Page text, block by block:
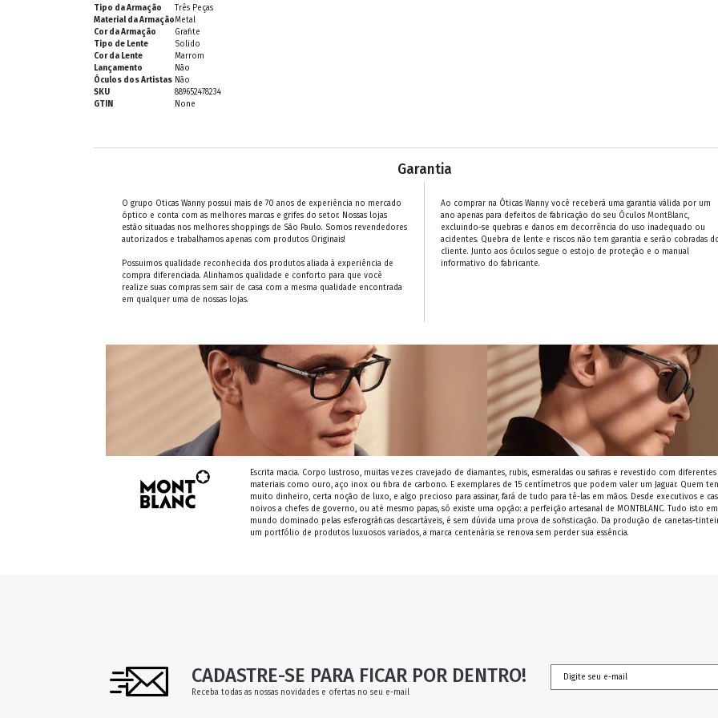
Tipo da Armação
Três Peças
Material da ArmaçãoMetal
Cor da Armação
Grafite
Tipo de Lente
Solido
Cor da Lente
Marrom
Lançamento
Não
Óculos dos Artistas Não
SKU
889652478234
GTIN
None
Garantia
O grupo Oticas Wanny possui mais de 70 anos de experiência no mercado
óptico e conta com as melhores marcas e grifes do setor. Nossas lojas
estão situadas nos melhores shoppings de São Paulo. Somos revendedores
autorizados e trabalhamos apenas com produtos Originais!
Possuimos qualidade reconhecida dos produtos aliada à experiência de
compra diferenciada. Alinhamos qualidade e conforto para que você
realize suas compras sem sair de casa com a mesma qualidade encontrada
em qualquer uma de nossas lojas.
Ao comprar na Óticas Wanny você receberá uma garantia válida por um
ano apenas para defeitos de fabricação do seu Óculos MontBlanc,
excluindo-se quebras e danos em decorrência do uso inadequado ou
acidentes. Quebra de lente e riscos não tem garantia e serão cobradas
cliente. Junto aos óculos segue o estojo de proteção e o manual
informativo do fabricante.
Escrita macia. Corpo lustroso, muitas vezes cravejado de diamantes, rubis, esmeraldas ou safiras e revestido com diferentes
materiais como ouro, aço inox ou fibra de carbono. E exemplares de 15 centímetros que podem valer um Jaguar. Quem
muito dinheiro, certa noção de luxo, e algo precioso para assinar, fará de tudo para tê-las em mãos. Desde executivos e
noivos a chefes de governo, ou até mesmo papas, só existe uma opção: a perfeição artesanal de MONTBLANC. Tudo isto
mundo dominado pelas esferográficas descartáveis, é sem dúvida uma prova de sofisticação. Da produção de canetas-
um portfólio de produtos luxuosos variados, a marca centenária se renova sem perder sua essência.
CADASTRE-SE PARA FICAR POR DENTRO!
Receba todas as nossas novidades e ofertas no seu e-mail